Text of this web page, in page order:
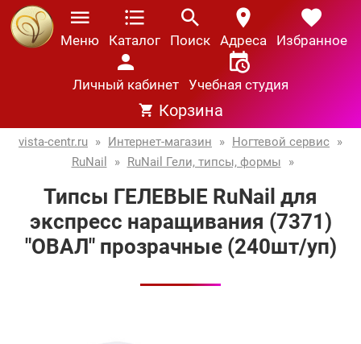
Меню Каталог Поиск Адреса Избранное
Личный кабинет Учебная студия
Корзина
vista-centr.ru » Интернет-магазин » Ногтевой сервис »
RuNail
» RuNail Гели, типсы, формы »
Типсы ГЕЛЕВЫЕ RuNail для
экспресс наращивания (7371)
"ОВАЛ" прозрачные (240шт/уп)